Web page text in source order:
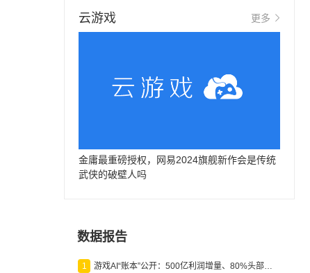
云游戏 更多
金庸最重磅授权，网易2024旗舰新作会是传统
武侠的破壁人吗
数据报告
1 游戏AI“账本”公开：500亿利润增量、80%头部入局，谁在闷声发财？